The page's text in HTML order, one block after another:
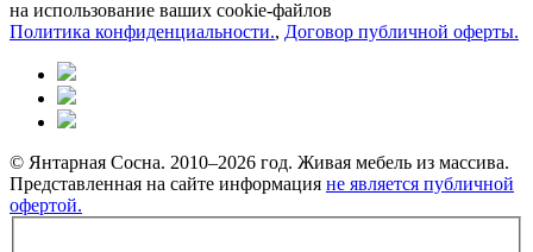
на использование ваших cookie-файлов
Политика конфиденциальности., Договор публичной оферты.
© Янтарная Сосна. 2010–2026 год. Живая мебель из массива.
Представленная на сайте информация не является публичной
офертой.